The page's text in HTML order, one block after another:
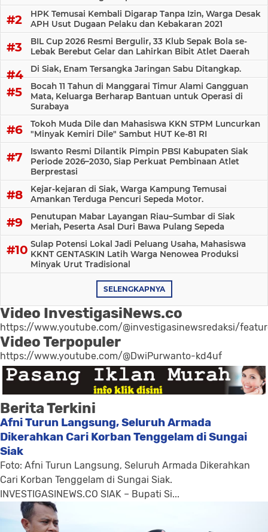
HPK Temusai Kembali Digarap Tanpa Izin, Warga Desak
APH Usut Dugaan Pelaku dan Kebakaran 2021
BIL Cup 2026 Resmi Bergulir, 33 Klub Sepak Bola se-
Lebak Berebut Gelar dan Lahirkan Bibit Atlet Daerah
Di Siak, Enam Tersangka Jaringan Sabu Ditangkap.
Bocah 11 Tahun di Manggarai Timur Alami Gangguan
Mata, Keluarga Berharap Bantuan untuk Operasi di
Surabaya
Tokoh Muda Dile dan Mahasiswa KKN STPM Luncurkan
"Minyak Kemiri Dile" Sambut HUT Ke-81 RI
Iswanto Resmi Dilantik Pimpin PBSI Kabupaten Siak
Periode 2026–2030, Siap Perkuat Pembinaan Atlet
Berprestasi
Kejar-kejaran di Siak, Warga Kampung Temusai
Amankan Terduga Pencuri Sepeda Motor.
Penutupan Mabar Layangan Riau–Sumbar di Siak
Meriah, Peserta Asal Duri Bawa Pulang Sepeda
Sulap Potensi Lokal Jadi Peluang Usaha, Mahasiswa
KKNT GENTASKIN Latih Warga Nenowea Produksi
Minyak Urut Tradisional
SELENGKAPNYA
Video InvestigasiNews.co
https://www.youtube.com/@investigasinewsredaksi/
Video Terpopuler
https://www.youtube.com/@DwiPurwanto-kd4uf
Berita Terkini
Afni Turun Langsung, Seluruh Armada
Dikerahkan Cari Korban Tenggelam di Sungai
Siak
Foto: Afni Turun Langsung, Seluruh Armada Dikerahkan
Cari Korban Tenggelam di Sungai Siak.
INVESTIGASINEWS.CO SIAK – Bupati Si...